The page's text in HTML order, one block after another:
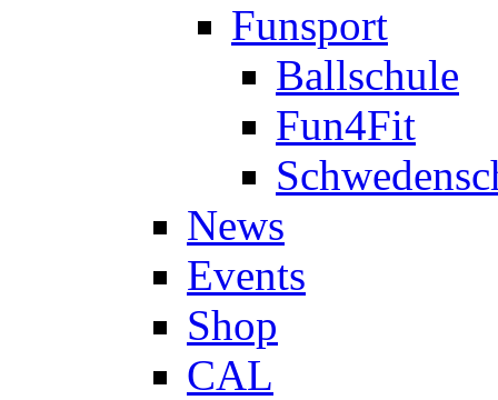
Funsport
Ballschule
Fun4Fit
News
Events
Shop
CAL